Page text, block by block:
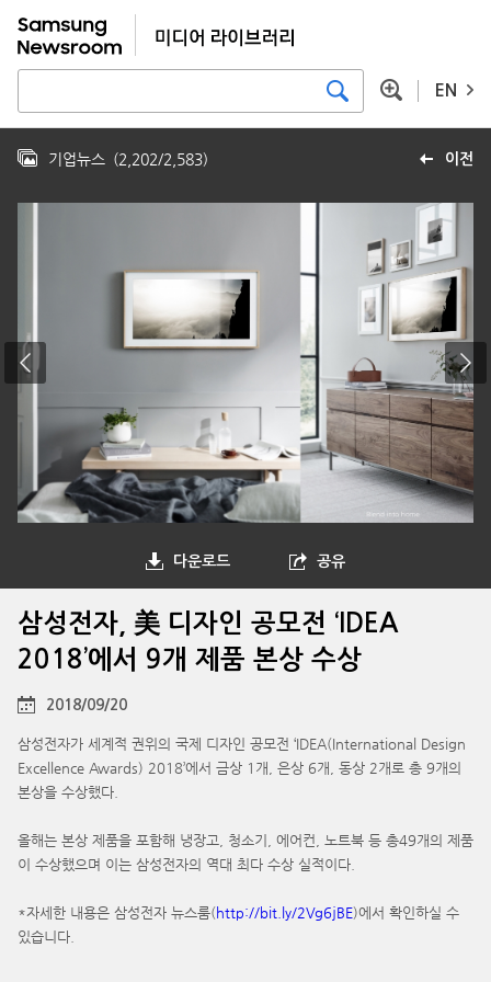
EN
이전
기업뉴스 (2,202/2,583)
다운로드 공유
삼성전자, 美 디자인 공모전 ‘IDEA
2018’에서 9개 제품 본상 수상
2018/09/20
삼성전자가 세계적 권위의 국제 디자인 공모전 ‘IDEA(International Design
Excellence Awards) 2018’에서 금상 1개, 은상 6개, 동상 2개로 총 9개의
본상을 수상했다.
올해는 본상 제품을 포함해 냉장고, 청소기, 에어컨, 노트북 등 총49개의 제품
이 수상했으며 이는 삼성전자의 역대 최다 수상 실적이다.
*자세한 내용은 삼성전자 뉴스룸(http://bit.ly/2Vg6jBE)에서 확인하실 수
있습니다.